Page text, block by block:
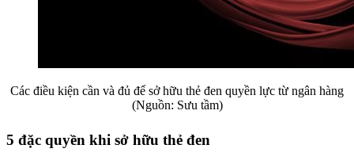
Các điều kiện cần và đủ để sở hữu thẻ đen quyền lực từ ngân hàng
(Nguồn: Sưu tầm)
5 đặc quyền khi sở hữu thẻ đen